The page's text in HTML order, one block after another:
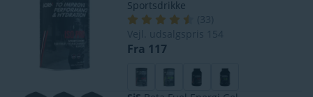
Sportsdrikke
( 33
Vejl. udsalgspris
154
Fra 117